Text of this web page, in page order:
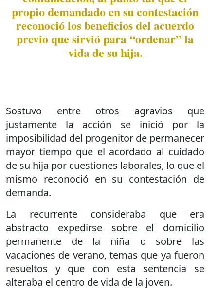
propio demandado en su contestación
reconoció los beneficios del acuerdo
previo que sirvió para “ordenar” la
vida de su hija.
Sostuvo entre otros agravios que
justamente la acción se inició por la
imposibilidad del progenitor de permanecer
mayor tiempo que el acordado al cuidado
de su hija por cuestiones laborales, lo que el
mismo reconoció en su contestación de
demanda.
La recurrente consideraba que era
abstracto expedirse sobre el domicilio
permanente de la niña o sobre las
vacaciones de verano, temas que ya fueron
resueltos y que con esta sentencia se
alteraba el centro de vida de la joven.